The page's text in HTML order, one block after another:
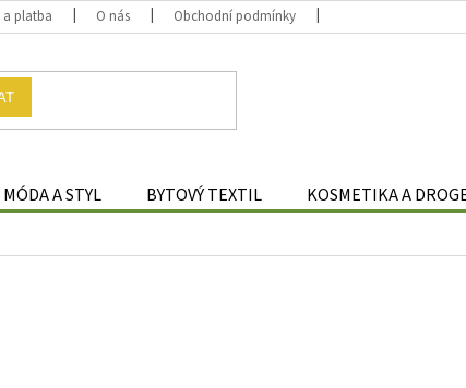
platba O nás Obchodní podmínky
MÓDA A STYL BYTOVÝ TEXTIL KOSMETIKA A